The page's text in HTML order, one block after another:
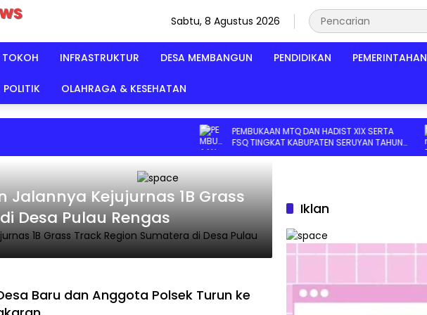
Sabtu, 8 Agustus 2026
TOKOH INFRASTRUKTUR DESA MEMBANGUN PENDIDIKAN PEMERINTAHAN
POLITIK OLAHRAGA & KESEHATAN
PEMBUKAAN MTQ DAN HADIST XIX SERTA
FSQ TINGKAT KABUPATEN SERUYAN TAHUN
2026 DI HADIRI KAPOLRES DAN KEJARI
Jalannya Kejujurnas 1B Grass
Desa Pulau Rengas
Baru dan Anggota Polsek Turun ke
Iklan